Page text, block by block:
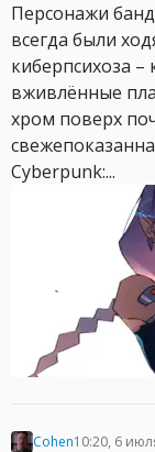
Персонажи
всегда были
киберпсихоза –
вживлённые
хром поверх
Cyberpunk:...
Cohen10:20, 6